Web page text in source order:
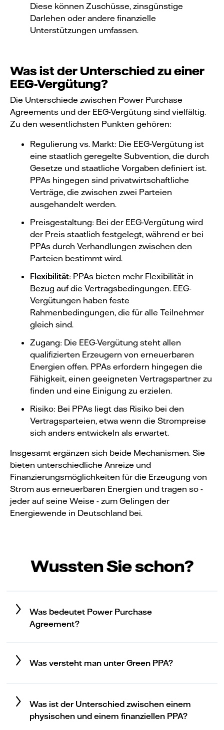
Diese können Zuschüsse, zinsgünstige
Darlehen oder andere finanzielle
Unterstützungen umfassen.
Was ist der Unterschied zu einer
EEG-Vergütung?
Die Unterschiede zwischen Power Purchase
Agreements und der EEG-Vergütung sind vielfältig.
Zu den wesentlichsten Punkten gehören:
Regulierung vs. Markt: Die EEG-Vergütung ist
eine staatlich geregelte Subvention, die durch
Gesetze und staatliche Vorgaben definiert ist.
PPAs hingegen sind privatwirtschaftliche
Verträge, die zwischen zwei Parteien
ausgehandelt werden.
Preisgestaltung: Bei der EEG-Vergütung wird
der Preis staatlich festgelegt, während er bei
PPAs durch Verhandlungen zwischen den
Parteien bestimmt wird.
Flexibilität: PPAs bieten mehr Flexibilität in
Bezug auf die Vertragsbedingungen. EEG-
Vergütungen haben feste
Rahmenbedingungen, die für alle Teilnehmer
gleich sind.
Zugang: Die EEG-Vergütung steht allen
qualifizierten Erzeugern von erneuerbaren
Energien offen. PPAs erfordern hingegen die
Fähigkeit, einen geeigneten Vertragspartner zu
finden und eine Einigung zu erzielen.
Risiko: Bei PPAs liegt das Risiko bei den
Vertragsparteien, etwa wenn die Strompreise
sich anders entwickeln als erwartet.
Insgesamt ergänzen sich beide Mechanismen. Sie
bieten unterschiedliche Anreize und
Finanzierungsmöglichkeiten für die Erzeugung von
Strom aus erneuerbaren Energien und tragen so -
jeder auf seine Weise - zum Gelingen der
Energiewende in Deutschland bei.
Wussten Sie schon?
Was bedeutet Power Purchase
Agreement?
Was versteht man unter Green PPA?
Was ist der Unterschied zwischen einem
physischen und einem finanziellen PPA?